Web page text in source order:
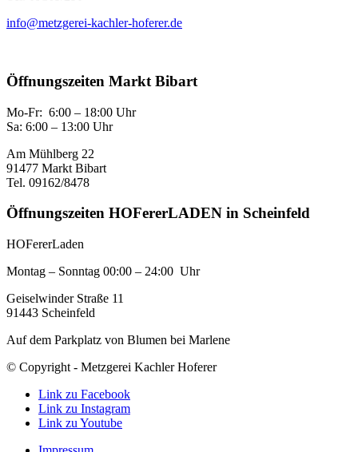
info@metzgerei-kachler-hoferer.de
Öffnungszeiten Markt Bibart
Mo-Fr: 6:00 – 18:00 Uhr
Sa: 6:00 – 13:00 Uhr
Am Mühlberg 22
91477 Markt Bibart
Tel. 09162/8478
Öffnungszeiten HOFererLADEN in Scheinfeld
HOFererLaden
Montag – Sonntag 00:00 – 24:00 Uhr
Geiselwinder Straße 11
91443 Scheinfeld
Auf dem Parkplatz von Blumen bei Marlene
© Copyright - Metzgerei Kachler Hoferer
Link zu Facebook
Link zu Instagram
Link zu Youtube